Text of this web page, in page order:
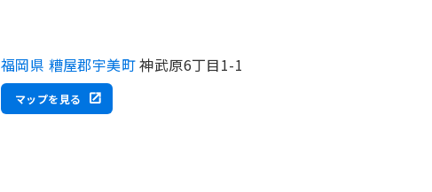
福岡県 糟屋郡宇美町神武原6丁目1-1
マップを見る